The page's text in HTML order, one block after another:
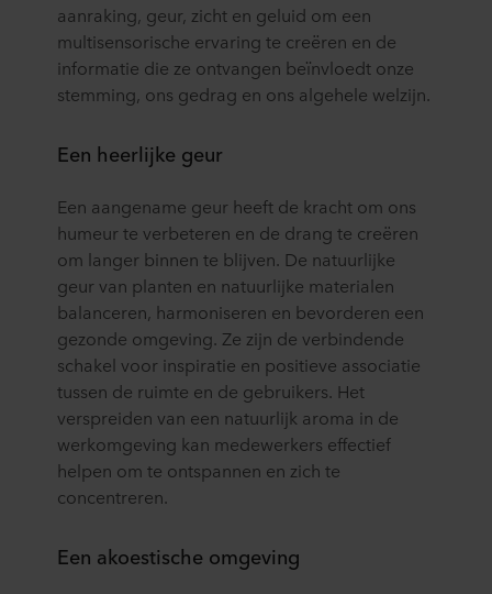
aanraking, geur, zicht en geluid om een
multisensorische ervaring te creëren en de
informatie die ze ontvangen beïnvloedt onze
stemming, ons gedrag en ons algehele welzijn.
Een heerlijke geur
Een aangename geur heeft de kracht om ons
humeur te verbeteren en de drang te creëren
om langer binnen te blijven. De natuurlijke
geur van planten en natuurlijke materialen
balanceren, harmoniseren en bevorderen een
gezonde omgeving. Ze zijn de verbindende
schakel voor inspiratie en positieve associatie
tussen de ruimte en de gebruikers. Het
verspreiden van een natuurlijk aroma in de
werkomgeving kan medewerkers effectief
helpen om te ontspannen en zich te
concentreren.
Een akoestische omgeving